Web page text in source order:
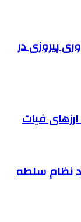
پیروزی در
فیات
نظام سلطه